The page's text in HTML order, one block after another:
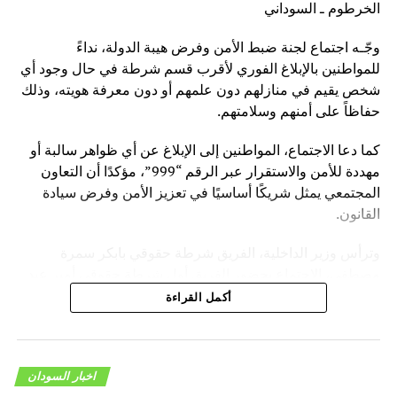
الاستقرار وتحقيق العدل
توقعات جديدة لوحدة الإنذار المبكر بشأن أحوال الطقس
الخرطوم ـ السوداني
وجّـه اجتماع لجنة ضبط الأمن وفرض هيبة الدولة، نداءً
للمواطنين بالإبلاغ الفوري لأقرب قسم شرطة في حال وجود أي
شخص يقيم في منازلهم دون علمهم أو دون معرفة هويته، وذلك
حفاظاً على أمنهم وسلامتهم.
كما دعا الاجتماع، المواطنين إلى الإبلاغ عن أي ظواهر سالبة أو
مهددة للأمن والاستقرار عبر الرقم “999”، مؤكدًا أن التعاون
المجتمعي يمثل شريكًا أساسيًا في تعزيز الأمن وفرض سيادة
القانون.
المنعم فضل حسين، مدير عام قوات الشرطة، وأعضاء اللجنة.
ناقش تقارير أداء اللجان المختلفة، واطمأن على الجهود الكبيرة
أكمل القراءة
اخبار السودان